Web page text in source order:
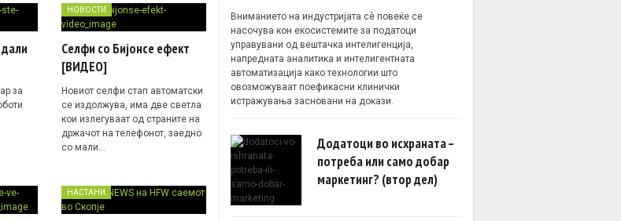
за
НОВОСТИ
Селфи со Бијонсе ефект
[ВИДЕО]
Новиот селфи стап автоматски
се издолжува, има две светла
кои излегуваат од страните на
држачот на телефонот, заедно
со мали…
НАСТАНИ
Вниманието на индустријата сè повеќе се
насочува кон екосистемите за податоци
управувани од вештачка интелигенција,
напредната аналитика и интелигентната
автоматизација како технологии што
овозможуваат поефикасни клинички
истражувања засновани на докази.
Додатоци во исхраната –
потреба или само добар
маркетинг? (втор дел)